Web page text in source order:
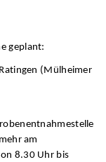
geplant:
(Mülheimer
am
8.30 Uhr bis